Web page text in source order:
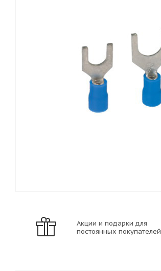
Акции и подарки для
постоянных покупателей